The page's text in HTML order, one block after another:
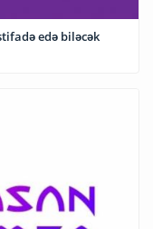
edə biləcək